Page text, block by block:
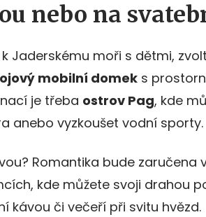
nebo na
Jaderskému moři s dětmi,
mobilní domek s
je třeba ostrov Pag, kde
anebo vyzkoušet vodní sporty.
Romantika bude zaručena
kde můžete svoji drahou
kávou či večeří při svitu hvězd.